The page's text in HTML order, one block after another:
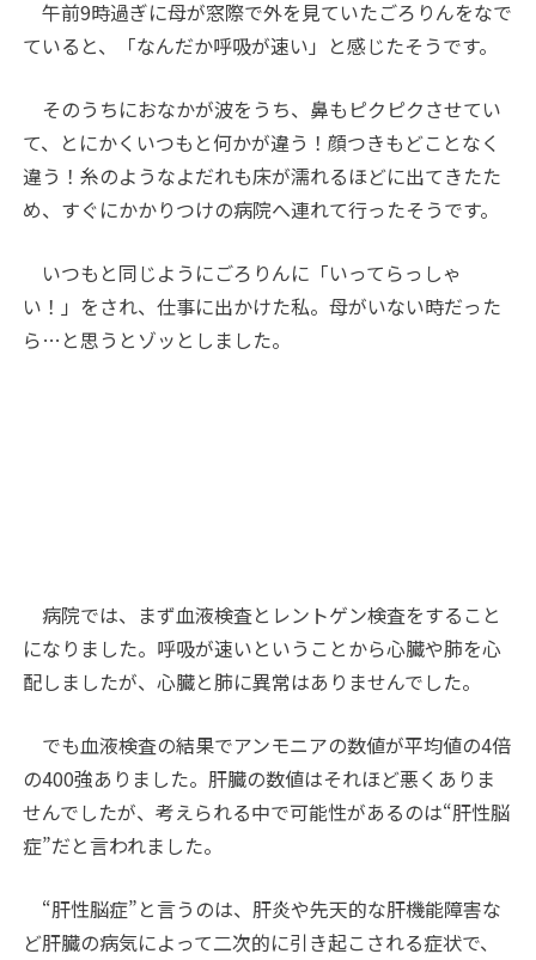
午前9時過ぎに母が窓際で外を見ていたごろりんをなで
ていると、「なんだか呼吸が速い」と感じたそうです。
そのうちにおなかが波をうち、鼻もピクピクさせてい
て、とにかくいつもと何かが違う！顔つきもどことなく
違う！糸のようなよだれも床が濡れるほどに出てきたた
め、すぐにかかりつけの病院へ連れて行ったそうです。
いつもと同じようにごろりんに「いってらっしゃ
い！」をされ、仕事に出かけた私。母がいない時だった
ら…と思うとゾッとしました。
病院では、まず血液検査とレントゲン検査をすること
になりました。呼吸が速いということから心臓や肺を心
配しましたが、心臓と肺に異常はありませんでした。
でも血液検査の結果でアンモニアの数値が平均値の4倍
の400強ありました。肝臓の数値はそれほど悪くありま
せんでしたが、考えられる中で可能性があるのは“肝性脳
症”だと言われました。
“肝性脳症”と言うのは、肝炎や先天的な肝機能障害な
ど肝臓の病気によって二次的に引き起こされる症状で、